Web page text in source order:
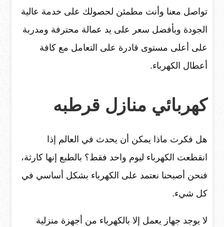
تواصل معنا وأنت مطمئن لحصولك على خدمة عالية
الجودة وبأفضل سعر على يد عمالة محترفة ومدربة
على أعلى مستوى قادرة على التعامل مع كافة
أعطال الكهرباء.
كهربائي منازل قرطبه
هل فكرت ماذا يمكن أن يحدث في العالم إذا
انقطعت الكهرباء ليوم واحد فقط؟ بالطبع إنها كارثة،
فنحن أصبحنا نعتمد على الكهرباء بشكل أساسي في
كل شيء.
لا يوجد جهاز يعمل إلا بالكهرباء من أجهزة منزلية